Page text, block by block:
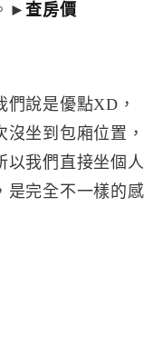
►查房價
們說是優點XD，
坐到包廂位置，
以我們直接坐個人
是完全不一樣的感